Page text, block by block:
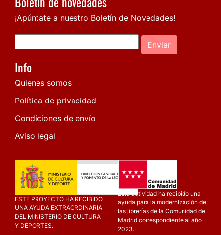
¡Apúntate a nuestro Boletín de Novedades!
Enviar
Info
Quienes somos
Política de privacidad
Condiciones de envío
Aviso legal
ESTE PROYECTO HA RECIBIDO
UNA AYUDA EXTRAORDINARIA
DEL MINISTERIO DE CULTURA
Y DEPORTES.
Esta actividad ha recibido una
ayuda para la modernización de
las librerías de la Comunidad de
Madrid correspondiente al año
2023.